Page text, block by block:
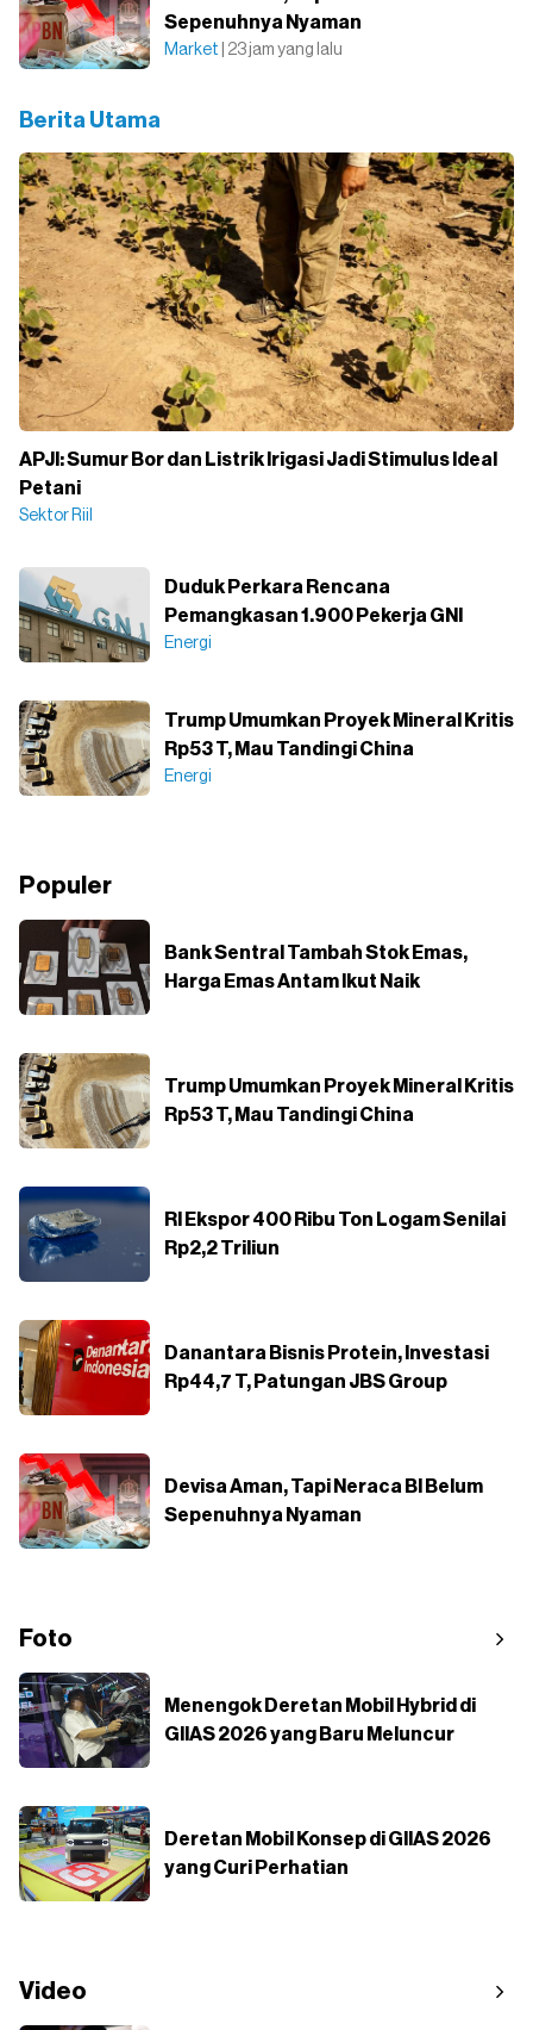
Sepenuhnya Nyaman
Market | 23 jam yang lalu
Berita Utama
APJI: Sumur Bor dan Listrik Irigasi Jadi Stimulus Ideal
Petani
Sektor Riil
Duduk Perkara Rencana
Pemangkasan 1.900 Pekerja GNI
Energi
Trump Umumkan Proyek Mineral Kritis
Rp53 T, Mau Tandingi China
Energi
Populer
Bank Sentral Tambah Stok Emas,
Harga Emas Antam Ikut Naik
Trump Umumkan Proyek Mineral Kritis
Rp53 T, Mau Tandingi China
RI Ekspor 400 Ribu Ton Logam Senilai
Rp2,2 Triliun
Danantara Bisnis Protein, Investasi
Rp44,7 T, Patungan JBS Group
Devisa Aman, Tapi Neraca BI Belum
Sepenuhnya Nyaman
Foto
Menengok Deretan Mobil Hybrid di
GIIAS 2026 yang Baru Meluncur
Deretan Mobil Konsep di GIIAS 2026
yang Curi Perhatian
Video